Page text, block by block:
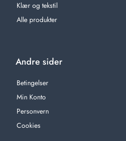
Klær og tekstil
Alle produkter
Andre sider
Betingelser
Min Konto
Personvern
Cookies